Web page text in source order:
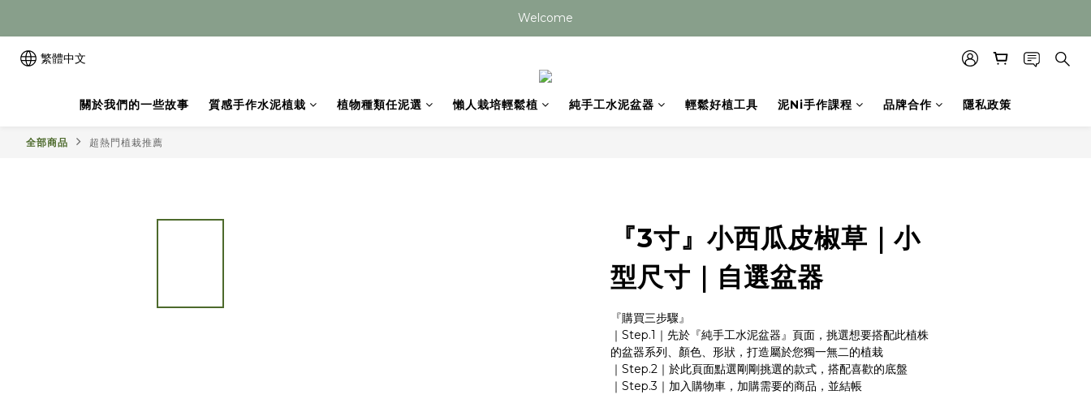
目前手工盆器皆需20個工作天以上，如有急單請先與我們聯絡 謝謝您
Welcome
繁體中文
關於我們的一些故事 質感手作水泥植栽 植物種類任泥選 懶人栽培輕鬆植 純手工水泥盆器 輕鬆好植工具 泥Ni手作課程 品牌合作 隱私政策
全部商品 超熱門植栽推薦
『3寸』小西瓜皮椒草｜小
型尺寸｜自選盆器
『購買三步驟』
｜Step.1｜先於『純手工水泥盆器』頁面，挑選想要搭配此植株
的盆器系列、顏色、形狀，打造屬於您獨一無二的植栽
｜Step.2｜於此頁面點選剛剛挑選的款式，搭配喜歡的底盤
｜Step.3｜加入購物車，加購需要的商品，並結帳